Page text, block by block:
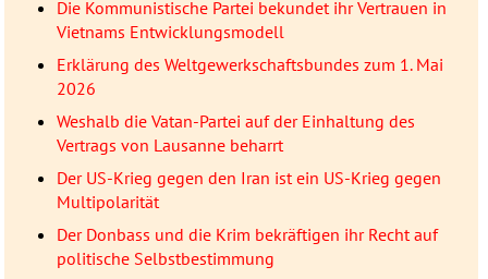
Die Kommunistische Partei bekundet ihr Vertrauen in
Vietnams Entwicklungsmodell
Erklärung des Weltgewerkschaftsbundes zum 1. Mai
2026
Weshalb die Vatan-Partei auf der Einhaltung des
Vertrags von Lausanne beharrt
Der US-Krieg gegen den Iran ist ein US-Krieg gegen
Multipolarität
Der Donbass und die Krim bekräftigen ihr Recht auf
politische Selbstbestimmung